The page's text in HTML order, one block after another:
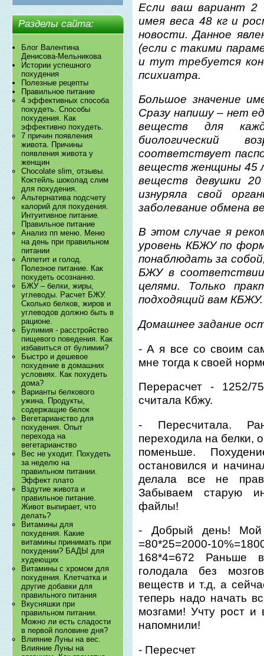
Разделы сайта:
Блог Валентина
Денисова-Мельникова
Истории успешного
похудения
Полезные рецепты
Правильное питание
4 эффективных способа
похудеть. Способы
похудения. Как
эффективно похудеть.
7 причин появления
живота. Причины
появления живота у
женщин
Chocolate slim, отзывы.
Коктейль шоколад слим
для похудения.
Альтернатива подсчету
калорий для похудения.
Интуитивное питание.
Правильное питание
Анализ пп меню. Меню
на день при правильном
питании
Аппетит и голод.
Полезное питание. Как
похудеть осознанно.
БЖУ – белки, жиры,
углеводы. Расчет БЖУ.
Сколько белков, жиров и
углеводов должно быть в
рационе.
Булимия - расстройство
пищевого поведения. Как
избавиться от булимии?
Быстро и дешевое
похудение в домашних
условиях. Как похудеть
дома?
Варианты белкового
ужина. Продукты,
содержащие белок
Вегетарианство для
похудения. Опыт
перехода на
вегетарианство
Вес не уходит. Похудеть
за неделю на
правильном питании.
Эффект плато
Вздутие живота и
правильное питание.
Живот выпирает, что
делать?
Витамины для
похудения. Какие
витамины принимать при
похудении? БАДЫ для
худеющих
Витамины с хромом для
похудения. Клетчатка и
другие добавки для
правильного питания
Вкусняшки при
правильном питании.
Можно ли есть сладости
в первой половине дня?
Влияние Луны на вес.
Влияние Луны на
Если ваш вариант 2
имея веса 48 кг и
новости. Данное
(если с такими
и тут требуется
психиатра.
Большое значение
Сразу напишу – нет
веществ для
биологический
соответствует
веществ женщины 45
веществ девушки
изнуряла свой
заболевание обмена
В этом случае я
уровень КБЖУ по
понаблюдать за
БЖУ в соответствии
целями. Только
подходящий вам КБЖУ.
Домашнее задание
- А я все со своим
мне тогда к своей
Перерасчет - 1252/
считала Кбжу.
- Пересчитала.
переходила на белки,
поменьше.
остановился и
делала все не
Забываем старую
файлы!
- Добрый день!
=80*25=2000-
168*4=672 Раньше
голодала без
веществ и т.д, а
теперь надо начать
мозгами! Учту рост
напомнили!
- Пересчет